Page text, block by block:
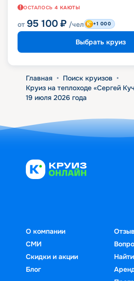
ОСТАЛОСЬ 4 КАЮТЫ
от 95 100 ₽ /чел +1 000
Выбрать круиз
Главная • Поиск круизов •
Круиз на теплоходе «Сергей
19 июля 2026 года
О компании
СМИ
Скидки и акции
Блог